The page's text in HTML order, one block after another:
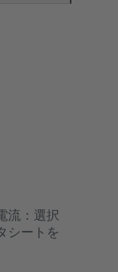
流：選択
シートを